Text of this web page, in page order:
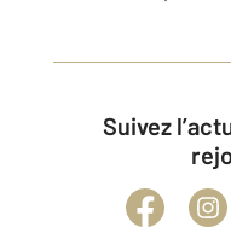
Suivez l’actualité immobilière et